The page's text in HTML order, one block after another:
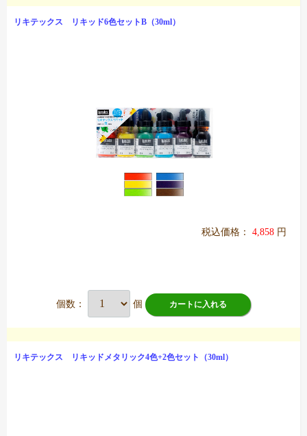
リキテックス リキッド6色セットB（30ml）
税込価格： 4,858 円
個数： 個 カートに入れる
リキテックス リキッドメタリック4色+2色セット（30ml）